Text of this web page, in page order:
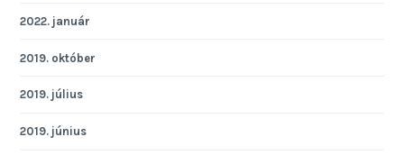
2022. január
2019. október
2019. július
2019. június